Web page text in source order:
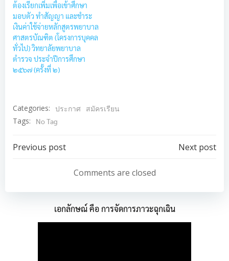
ต้องเรียกเพิ่มเพื่อเข้าศึกษา
มอบตัว ทำสัญญา และชำระ
เงินค่าใช้จ่ายหลักสูตรพยาบาล
ศาสตรบัณฑิต (โครงการบุคคล
ทั่วไป) วิทยาลัยพยาบาล
ตำรวจ ประจำปีการศึกษา
๒๕๖๗ (ครั้งที่ ๒)
Categories: ประกาศ สมัครเรียน
Tags:
No Tag
Post
navigation
Previous post
navigation
Next post
Comments are closed
เอกลักษณ์ คือ การจัดการภาวะฉุกเฉิน